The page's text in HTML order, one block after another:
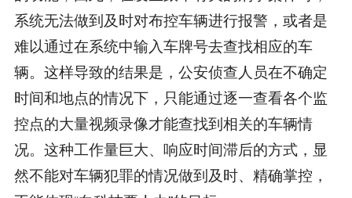
系统无法做到及时对布控车辆进行报警，或者是
难以通过在系统中输入车牌号去查找相应的车
辆。这样导致的结果是，公安侦查人员在不确定
时间和地点的情况下，只能通过逐一查看各个监
控点的大量视频录像才能查找到相关的车辆情
况。这种工作量巨大、响应时间滞后的方式，显
然不能对车辆犯罪的情况做到及时、精确掌控，